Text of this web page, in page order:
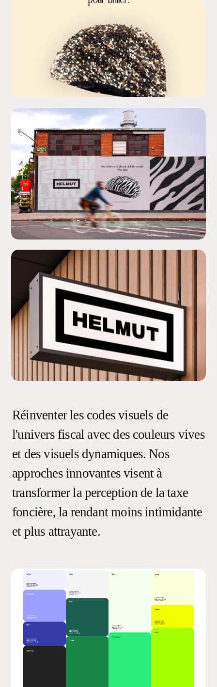
Réinventer les codes visuels de
l'univers fiscal avec des couleurs vives
et des visuels dynamiques. Nos
approches innovantes visent à
transformer la perception de la taxe
foncière, la rendant moins intimidante
et plus attrayante.